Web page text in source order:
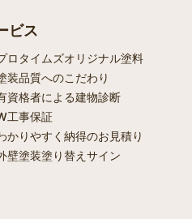
ビス
ロタイムズオリジナル塗料
装品質へのこだわり
資格者による建物診断
工事保証
かりやすく納得のお見積り
壁塗装塗り替えサイン